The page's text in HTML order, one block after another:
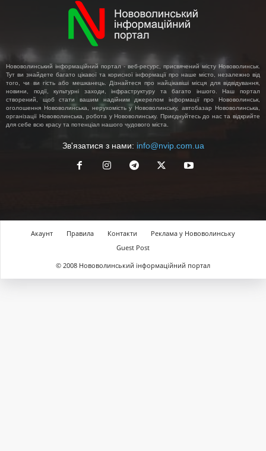
Нововолинський інформаційний портал - веб-ресурс, присвячений місту Нововолинськ.
Тут ви знайдете багато цікавої та корисної інформації про наше місто, незалежно від
того, чи ви гість або мешканець. Дізнайтеся про найцікавіші місця для відвідування,
новини, події, культурні заходи, інфраструктуру та багато іншого. Наш портал
створений, щоб стати вашим надійним джерелом інформації про Нововолинськ,
оголошення Нововолинська, нерухомість у Нововолинську, автобазар Нововолинська,
організації Нововолинська, робота у Нововолинську. Приєднуйтесь до нас та відкрийте
для себе всю красу та потенціал нашого чудового міста.
Зв'язатися з нами: info@nvip.com.ua
Акаунт Правила Контакти
Реклама у Нововолинську
Guest Post
© 2008 Нововолинський інформаційний портал